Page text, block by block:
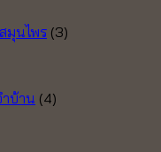
มุนไพร (3)
บ้าน (4)